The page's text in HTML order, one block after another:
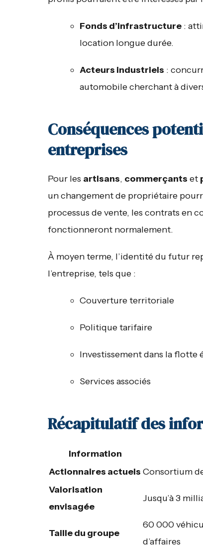
Fonds d’infrastructure :
location longue durée.
Acteurs industriels :
automobile cherchant à
Conséquences
entreprises
Pour les artisans, commerçants et
un changement de propriétaire
processus de vente, les contrats en
fonctionneront normalement.
À moyen terme, l’identité du futur
l’entreprise, tels que :
Couverture territoriale
Politique tarifaire
Investissement dans la flotte
Services associés
Récapitulatif des
Information
Actionnaires actuels Consortium
Valorisation
envisagée
Jusqu’à 3
Taille du groupe
60 000
d’affaires